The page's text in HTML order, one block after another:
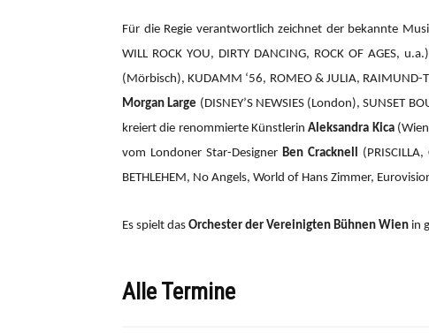
Für die Regie verantwortlich zeichnet der bekannte
WILL ROCK YOU, DIRTY DANCING, ROCK OF AGES, u.a.)
(Mörbisch), KUDAMM ‘56, ROMEO & JULIA, RAIMUND-
Morgan Large (DISNEY’S NEWSIES (London), SUNSET
kreiert die renommierte KünstlerinAleksandra Kica
vom Londoner Star-Designer Ben Cracknell
BETHLEHEM, No Angels, World of Hans Zimmer,
Es spielt das Orchester der Vereinigten Bühnen Wien in
Alle Termine